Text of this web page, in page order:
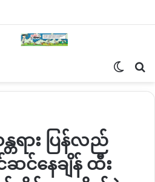
ရား ပြန်လည်
င်နေချိန် ထီး